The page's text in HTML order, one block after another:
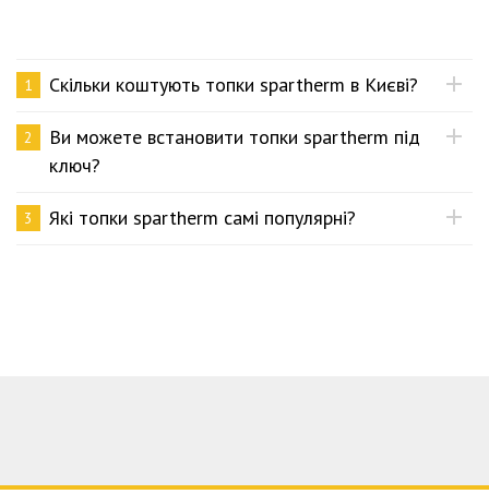
1 Скільки коштують топки spartherm в Києві?
2
Ви можете встановити топки spartherm під
ключ?
3 Які топки spartherm самі популярні?